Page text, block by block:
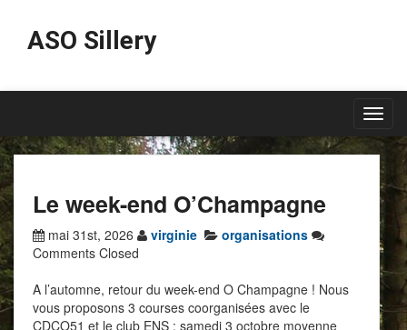
ASO Sillery
Le week-end O’Champagne
mai 31st, 2026 virginie
organisations
Comments Closed
A l’automne, retour du week-end O Champagne ! Nous
vous proposons 3 courses coorganisées avec le
CDCO51 et le club ENS : samedi 3 octobre moyenne